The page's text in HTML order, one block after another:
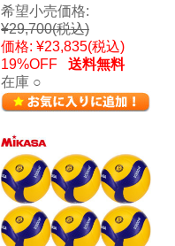
希望小売価格:
¥29,700(税込)
価格: ¥23,835(税込)
19%OFF
送料無料
在庫 ○